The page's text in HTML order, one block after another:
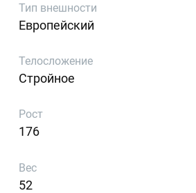
Тип внешности
Европейский
Телосложение
Стройное
Рост
176
Вес
52